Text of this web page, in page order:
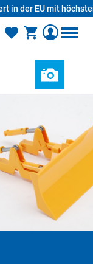
in der EU mit